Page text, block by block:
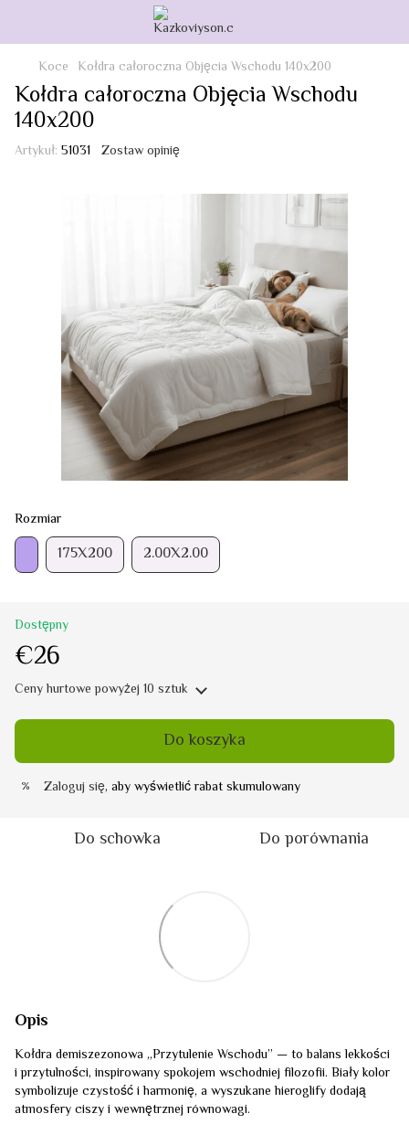
Koce Kołdra całoroczna Objęcia Wschodu 140x200
Kołdra całoroczna Objęcia Wschodu
140x200
Artykuł: 51031 Zostaw opinię
Rozmiar
175Х200 2.00Х2.00
Dostępny
€26
Ceny hurtowepowyżej 10 sztuk
Do koszyka
% Zaloguj się, aby wyświetlić rabat skumulowany
Do schowka Do porównania
Opis
Kołdra demiszezonowa „Przytulenie Wschodu” — to balans lekkości
i przytulności, inspirowany spokojem wschodniej filozofii. Biały kolor
symbolizuje czystość i harmonię, a wyszukane hieroglify dodają
atmosfery ciszy i wewnętrznej równowagi.